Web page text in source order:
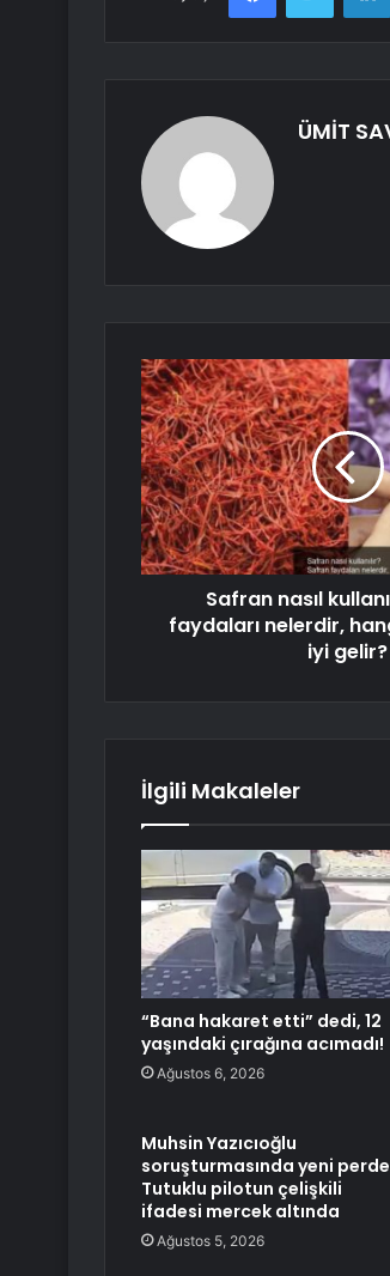
ÜMİT
Safran nasıl
faydaları nelerdir,
iyi gelir?
İlgili Makaleler
“Bana hakaret etti” dedi, 12
yaşındaki çırağına acımadı!
Ağustos 6, 2026
Muhsin Yazıcıoğlu
soruşturmasında yeni
Tutuklu pilotun çelişkili
ifadesi mercek altında
Ağustos 5, 2026